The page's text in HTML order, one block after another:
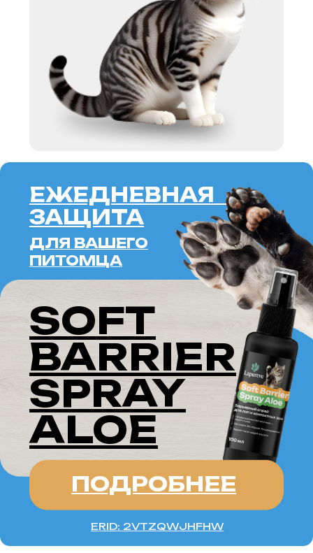
ПОДРОБНЕЕ
BARRIER
SPRAY
ALOE
ЕЖЕДНЕВНАЯ
ЗАЩИТА
ДЛЯ ВАШЕГО
ПИТОМЦА
АМЕРИКАНСКАЯ
КОРОТКОШЕРСТНАЯ
КОШКА —
это одна из самых популярных
и универсальных пород среди
домашних кошек. Эти животные
известны своей дружелюбной
натурой, отменным здоровьем
и крепким телосложением.
Американская короткошерстная
кошка сочетает в себе
независимость и привязанность
к своему хозяину, а также
обладает красивой, короткой
шерстью, которая не требует
особого ухода. Благодаря своему
уравновешенному характеру
и невысоким требованиям к уходу,